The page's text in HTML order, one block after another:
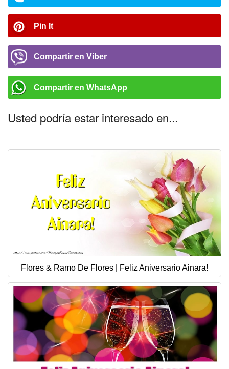
Pin It
Compartir en Viber
Compartir en WhatsApp
Usted podría estar interesado en...
Flores & Ramo De Flores | Feliz Aniversario Ainara!